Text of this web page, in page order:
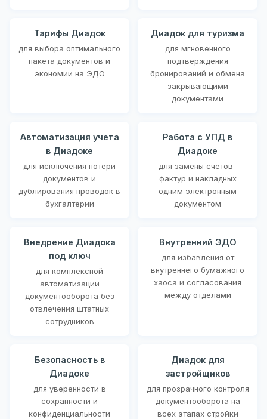
Тарифы Диадок
для выбора оптимального
пакета документов и
экономии на ЭДО
Диадок для туризма
для мгновенного
подтверждения
бронирований и обмена
закрывающими
документами
Автоматизация учета
в Диадоке
для исключения потери
документов и
дублирования проводок в
бухгалтерии
Работа с УПД в
Диадоке
для замены счетов-
фактур и накладных
одним электронным
документом
Внедрение Диадока
под ключ
для комплексной
автоматизации
документооборота без
отвлечения штатных
сотрудников
Внутренний ЭДО
для избавления от
внутреннего бумажного
хаоса и согласования
между отделами
Безопасность в
Диадоке
для уверенности в
сохранности и
конфиденциальности
Диадок для
застройщиков
для прозрачного контроля
документооборота на
всех этапах стройки